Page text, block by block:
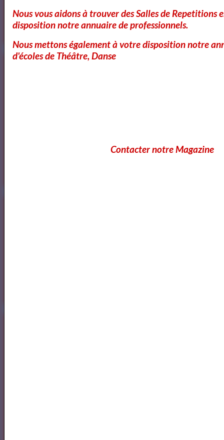
Mes livres sur Babelio.com
Lecteurs
Les Lecteurs vous conseillent
Nous vous aidons à trouver des Salles de Repetitions
disposition notre annuaire de professionnels.
Nous mettons également à votre disposition notre
d'écoles de Théâtre, Danse
Contacter notre Magazine